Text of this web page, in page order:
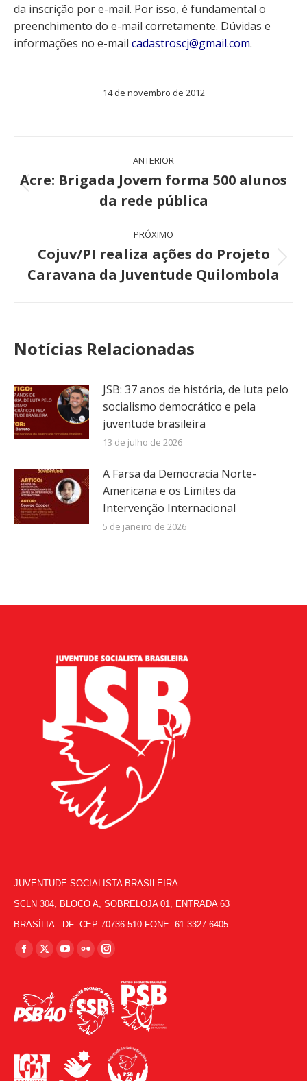
da inscrição por e-mail. Por isso, é fundamental o
preenchimento do e-mail corretamente. Dúvidas e
informações no e-mail cadastroscj@gmail.com.
14 de novembro de 2012
Navegação
de
ANTERIOR
Post
anterior:
Acre: Brigada Jovem forma 500 alunos
da rede pública
PRÓXIMO
Próximo
post:
Cojuv/PI realiza ações do Projeto
Caravana da Juventude Quilombola
Notícias Relacionadas
JSB: 37 anos de história, de luta pelo
socialismo democrático e pela
juventude brasileira
13 de julho de 2026
A Farsa da Democracia Norte-
Americana e os Limites da
Intervenção Internacional
5 de janeiro de 2026
JUVENTUDE SOCIALISTA BRASILEIRA
SCLN 304, BLOCO A, SOBRELOJA 01, ENTRADA 63
BRASÍLIA - DF -CEP 70736-510 FONE: 61 3327-6405
Encontre-nos em:
Facebook
opens
in
X
opens
in
YouTube
opens
in
new
Flickr
opens
in
new
Instagram
opens
in
window